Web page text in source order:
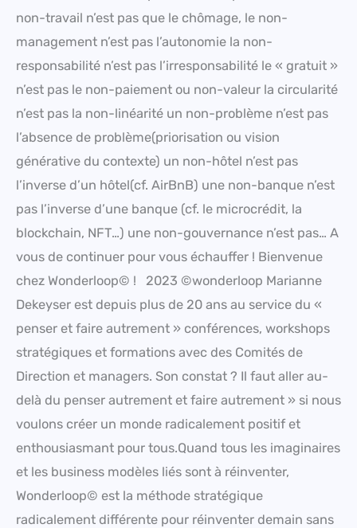
non-travail n’est pas que le chômage, le non-
management n’est pas l’autonomie la non-
responsabilité n’est pas l’irresponsabilité le « gratuit »
n’est pas le non-paiement ou non-valeur la circularité
n’est pas la non-linéarité un non-problème n’est pas
l’absence de problème(priorisation ou vision
générative du contexte) un non-hôtel n’est pas
l’inverse d’un hôtel(cf. AirBnB) une non-banque n’est
pas l’inverse d’une banque (cf. le microcrédit, la
blockchain, NFT…) une non-gouvernance n’est pas… A
vous de continuer pour vous échauffer ! Bienvenue
chez Wonderloop© ! 2023 ©wonderloop Marianne
Dekeyser est depuis plus de 20 ans au service du «
penser et faire autrement » conférences, workshops
stratégiques et formations avec des Comités de
Direction et managers. Son constat ? Il faut aller au-
delà du penser autrement et faire autrement » si nous
voulons créer un monde radicalement positif et
enthousiasmant pour tous.Quand tous les imaginaires
et les business modèles liés sont à réinventer,
Wonderloop© est la méthode stratégique
radicalement différente pour réinventer demain sans